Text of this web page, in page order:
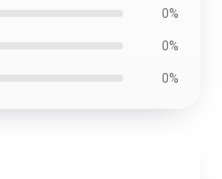
0%
0%
0%